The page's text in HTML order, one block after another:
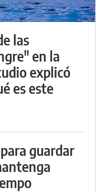
las
en la
explicó
es este
guardar